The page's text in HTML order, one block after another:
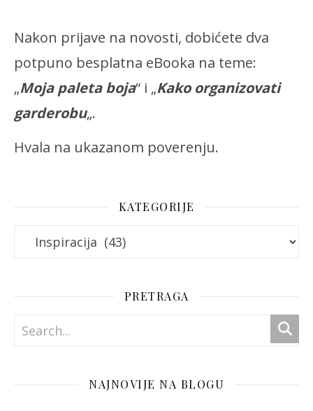
Nakon prijave na novosti, dobićete dva
potpuno besplatna eBooka na teme:
„Moja paleta boja“ i „Kako organizovati
garderobu„.
Hvala na ukazanom poverenju.
KATEGORIJE
PRETRAGA
NAJNOVIJE NA BLOGU